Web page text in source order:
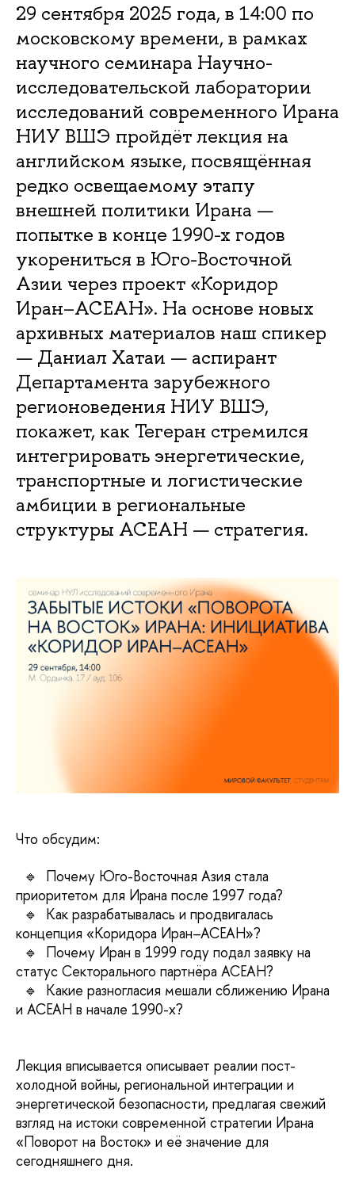
29 сентября 2025 года, в 14:00 по
московскому времени, в рамках
научного семинара Научно-
исследовательской лаборатории
исследований современного Ирана
НИУ ВШЭ пройдёт лекция на
английском языке, посвящённая
редко освещаемому этапу
внешней политики Ирана —
попытке в конце 1990-х годов
укорениться в Юго-Восточной
Азии через проект «Коридор
Иран–АСЕАН». На основе новых
архивных материалов наш спикер
— Даниал Хатаи — аспирант
Департамента зарубежного
регионоведения НИУ ВШЭ,
покажет, как Тегеран стремился
интегрировать энергетические,
транспортные и логистические
амбиции в региональные
структуры АСЕАН — стратегия.
Что обсудим:
🔹 Почему Юго-Восточная Азия стала
приоритетом для Ирана после 1997 года?
🔹 Как разрабатывалась и продвигалась
концепция «Коридора Иран–АСЕАН»?
🔹 Почему Иран в 1999 году подал заявку на
статус Секторального партнёра АСЕАН?
🔹 Какие разногласия мешали сближению Ирана
и АСЕАН в начале 1990-х?
Лекция вписывается описывает реалии пост-
холодной войны, региональной интеграции и
энергетической безопасности, предлагая свежий
взгляд на истоки современной стратегии Ирана
«Поворот на Восток» и её значение для
сегодняшнего дня.